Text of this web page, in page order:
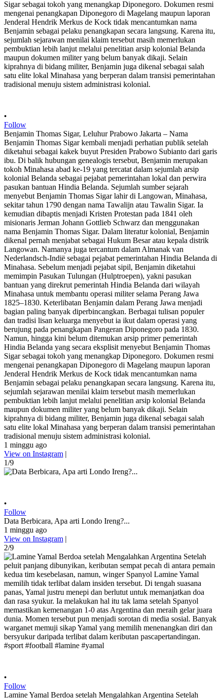
•
Follow
Benjamin Thomas Sigar, Leluhur Prabowo Jakarta – Nama
Benjamin Thomas Sigar kembali menjadi perhatian publik setelah
diketahui sebagai kakek buyut Presiden Prabowo Subianto dari garis
ibu. Di balik hubungan genealogis tersebut, Benjamin merupakan
tokoh Minahasa abad ke-19 yang tercatat dalam sejumlah arsip
kolonial Belanda sebagai pejabat pemerintahan lokal dan perwira
pasukan bantuan Hindia Belanda. Sejumlah sumber sejarah
menyebut Benjamin Thomas Sigar lahir di Langowan, Minahasa,
sekitar tahun 1790 dengan nama Tawalijn atau Tawalin Sigar. Ia
kemudian dibaptis menjadi Kristen Protestan pada 1841 oleh
misionaris Jerman Johann Gottlieb Schwarz dan menggunakan
nama Benjamin Thomas Sigar. Dalam literatur kolonial, Benjamin
dikenal pernah menjabat sebagai Hukum Besar atau kepala distrik
Langowan. Namanya juga tercantum dalam Almanak van
Nederlandsch-Indië sebagai pejabat pemerintahan Hindia Belanda di
Minahasa. Sebelum menjadi pejabat sipil, Benjamin diketahui
memimpin Pasukan Tulungan (Hulptroepen), yakni pasukan
bantuan yang direkrut pemerintah Hindia Belanda dari wilayah
Minahasa untuk membantu operasi militer selama Perang Jawa
1825–1830. Keterlibatan Benjamin dalam Perang Jawa menjadi
bagian paling banyak diperbincangkan. Berbagai tulisan populer
dan tradisi lisan keluarga menyebut ia ikut dalam operasi yang
berujung pada penangkapan Pangeran Diponegoro pada 1830.
Namun, hingga kini belum ditemukan arsip primer pemerintah
Hindia Belanda yang secara eksplisit menyebut Benjamin Thomas
Sigar sebagai tokoh yang menangkap Diponegoro. Dokumen resmi
mengenai penangkapan Diponegoro di Magelang maupun laporan
Jenderal Hendrik Merkus de Kock tidak mencantumkan nama
Benjamin sebagai pelaku penangkapan secara langsung. Karena itu,
sejumlah sejarawan menilai klaim tersebut masih memerlukan
pembuktian lebih lanjut melalui penelitian arsip kolonial Belanda
maupun dokumen militer yang belum banyak dikaji. Selain
kiprahnya di bidang militer, Benjamin juga dikenal sebagai salah
satu elite lokal Minahasa yang berperan dalam transisi pemerintahan
tradisional menuju sistem administrasi kolonial.
1 minggu ago
View on Instagram |
1/9
•
Follow
Data Berbicara, Apa arti Londo Ireng?...
1 minggu ago
View on Instagram |
2/9
•
Follow
Lamine Yamal Berdoa setelah Mengalahkan Argentina Setelah